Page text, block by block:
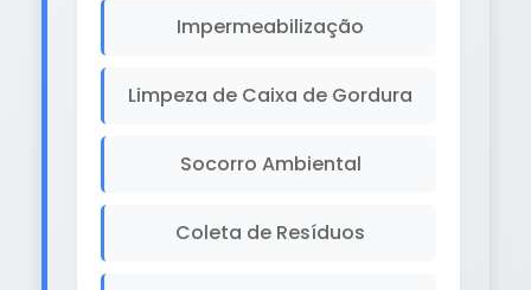
Impermeabilização
Limpeza de Caixa de Gordura
Socorro Ambiental
Coleta de Resíduos